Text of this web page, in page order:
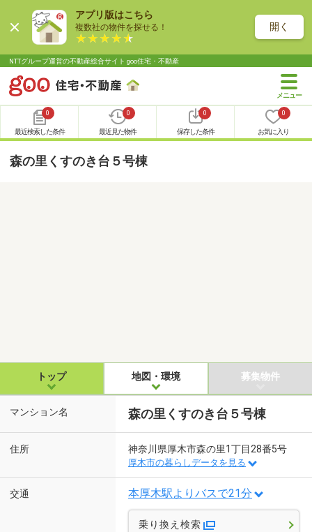
アプリ版はこちら
複数社の物件を探せる！ 開く
NTTグループ運営の不動産総合サイト goo住宅・不動産
0
最近検索した条件
0
最近見た物件
0
保存した条件
0
お気に入り
森の里くすのき台５号棟
トップ 地図・環境 募集物件
マンション名 森の里くすのき台５号棟
住所 神奈川県厚木市森の里1丁目28番5号
厚木市の暮らしデータを見る
交通 本厚木駅よりバスで21分
乗り換え検索